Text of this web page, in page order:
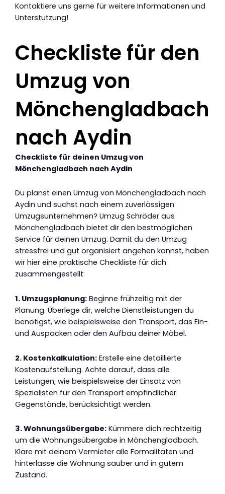
Kontaktiere uns gerne für weitere Informationen und
Unterstützung!
Checkliste für den
Umzug von
Mönchengladbach
nach Aydin
Checkliste für deinen Umzug von
Mönchengladbach nach Aydin
Du planst einen Umzug von Mönchengladbach nach
Aydin und suchst nach einem zuverlässigen
Umzugsunternehmen? Umzug Schröder aus
Mönchengladbach bietet dir den bestmöglichen
Service für deinen Umzug. Damit du den Umzug
stressfrei und gut organisiert angehen kannst, haben
wir hier eine praktische Checkliste für dich
zusammengestellt:
1. Umzugsplanung: Beginne frühzeitig mit der
Planung. Überlege dir, welche Dienstleistungen du
benötigst, wie beispielsweise den Transport, das Ein-
und Auspacken oder den Aufbau deiner Möbel.
2. Kostenkalkulation: Erstelle eine detaillierte
Kostenaufstellung. Achte darauf, dass alle
Leistungen, wie beispielsweise der Einsatz von
Spezialisten für den Transport empfindlicher
Gegenstände, berücksichtigt werden.
3. Wohnungsübergabe: Kümmere dich rechtzeitig
um die Wohnungsübergabe in Mönchengladbach.
Kläre mit deinem Vermieter alle Formalitäten und
hinterlasse die Wohnung sauber und in gutem
Zustand.